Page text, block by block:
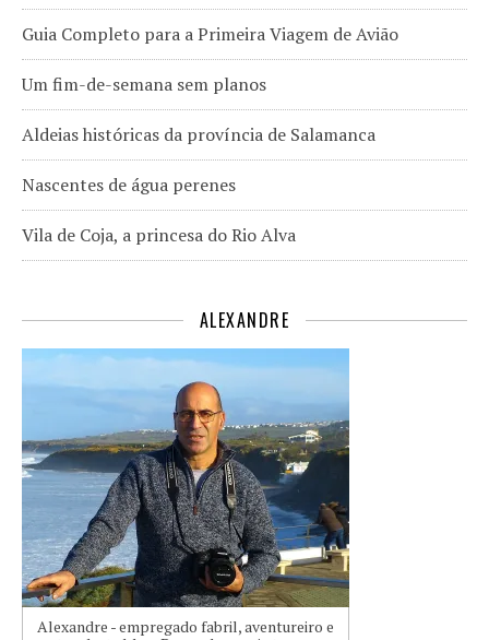
Guia Completo para a Primeira Viagem de Avião
Um fim-de-semana sem planos
Aldeias históricas da província de Salamanca
Nascentes de água perenes
Vila de Coja, a princesa do Rio Alva
ALEXANDRE
Alexandre - empregado fabril, aventureiro e